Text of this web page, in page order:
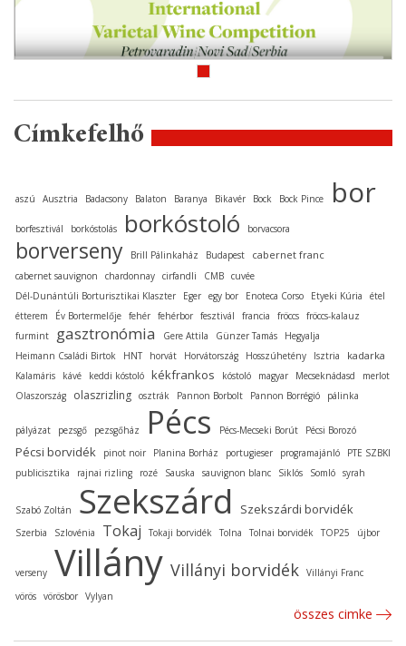
Címkefelhő
aszú Ausztria Badacsony Balaton Baranya Bikavér Bock Bock Pince bor
borfesztivál borkóstolás borkóstoló borvacsora
borverseny Brill Pálinkaház Budapest cabernet franc
cabernet sauvignon chardonnay cirfandli CMB cuvée
Dél-Dunántúli Borturisztikai Klaszter
Eger egy bor Enoteca Corso Etyeki Kúria
étel
étterem
Év Bortermelője fehér fehérbor fesztivál francia fröccs fröccs-kalauz
furmint
gasztronómia Gere Attila Günzer Tamás
Hegyalja
Heimann Családi Birtok
HNT horvát Horvátország Hosszúhetény Isztria kadarka
Kalamáris kávé keddi kóstoló kékfrankos kóstoló magyar Mecseknádasd
merlot
Olaszország
olaszrizling osztrák Pannon Borbolt Pannon Borrégió pálinka
pályázat pezsgő pezsgőház Pécs Pécs-Mecseki Borút Pécsi Borozó
Pécsi borvidék pinot noir Planina Borház portugieser programajánló
PTE SZBKI
publicisztika
rajnai rizling rozé Sauska sauvignon blanc Siklós Somló syrah
Szabó Zoltán Szekszárd Szekszárdi borvidék
Szerbia Szlovénia Tokaj Tokaji borvidék Tolna Tolnai borvidék TOP25 újbor
verseny Villány Villányi borvidék Villányi Franc
vörös vörösbor Vylyan
összes cimke